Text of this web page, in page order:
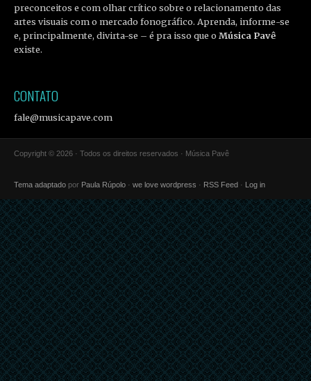
preconceitos e com olhar crítico sobre o relacionamento das
artes visuais com o mercado fonográfico. Aprenda, informe-se
e, principalmente, divirta-se – é pra isso que oMúsica Pavê
existe.
CONTATO
fale@musicapave.com
Copyright © 2026 · Todos os direitos reservados · Música Pavê
Tema adaptado por Paula Rúpolo · we love wordpress · RSS Feed · Log in